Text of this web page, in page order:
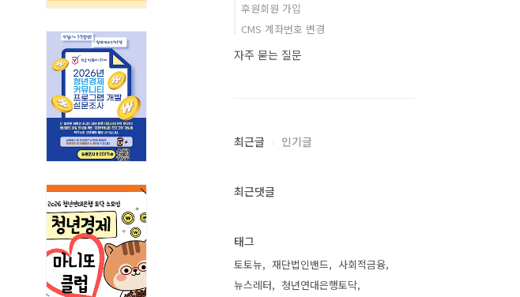
후원회원 가입
CMS 계좌번호 변경
자주 묻는 질문
최근글 인기글
최근댓글
태그
토토뉴 재단법인밴드
사회적금융
뉴스레터
청년연대은행토닥